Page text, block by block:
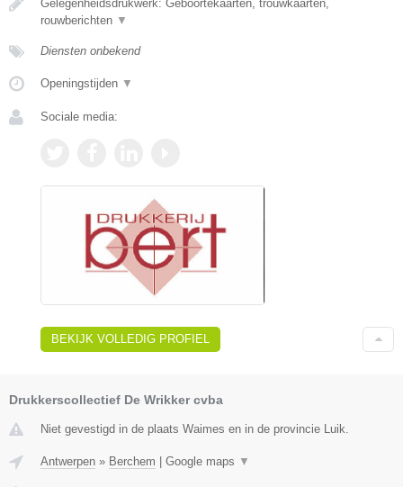
Gelegenheidsdrukwerk: Geboortekaarten, trouwkaarten,
rouwberichten ▼
Diensten onbekend
Openingstijden ▼
Sociale media:
BEKIJK VOLLEDIG PROFIEL
Drukkerscollectief De Wrikker cvba
Niet gevestigd in de plaats Waimes en in de provincie Luik.
Antwerpen » Berchem Google maps ▼